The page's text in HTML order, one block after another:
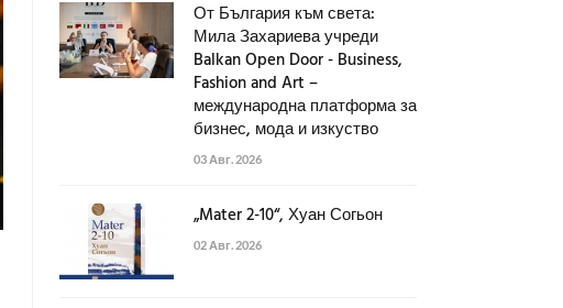
От България към света:
Мила Захариева учреди
Balkan Open Door - Business,
Fashion and Art –
международна платформа за
бизнес, мода и изкуство
03 Авг. 2026
„Mater 2-10“, Хуан Согьон
02 Авг. 2026